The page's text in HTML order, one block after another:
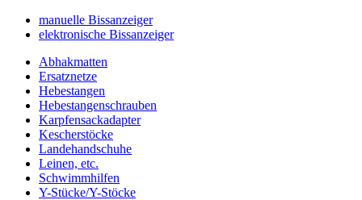
manuelle Bissanzeiger
elektronische Bissanzeiger
Abhakmatten
Ersatznetze
Hebestangen
Hebestangenschrauben
Karpfensackadapter
Kescherstöcke
Landehandschuhe
Leinen, etc.
Schwimmhilfen
Y-Stücke/Y-Stöcke